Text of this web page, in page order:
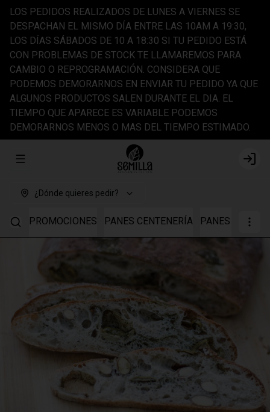
LOS PEDIDOS REALIZADOS DE LUNES A VIERNES SE
DESPACHAN EL MISMO DÍA ENTRE LAS 10AM A 19:30,
LOS DÍAS SÁBADOS DE 10 A 18:30 SI TU PEDIDO ESTÁ
CON PROBLEMAS DE STOCK TE LLAMAREMOS PARA
CAMBIO O REPROGRAMACIÓN. CONSIDERA QUE
PODEMOS DEMORARNOS EN ENVIAR TU PEDIDO YA QUE
ALGUNOS PRODUCTOS SALEN DURANTE EL DIA. EL
TIEMPO QUE APARECE ES VARIABLE PODEMOS
DEMORARNOS MENOS O MAS DEL TIEMPO ESTIMADO.
Abrir menu de navegación Login
¿Dónde quieres pedir?
PROMOCIONES PANES CENTENERÍA PANES TRIGO